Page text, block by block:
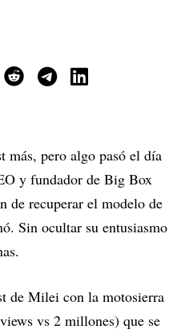
más, pero algo pasó el día
y fundador de Big Box
de recuperar el modelo de
Sin ocultar su entusiasmo
de Milei con la motosierra
vs 2 millones) que se